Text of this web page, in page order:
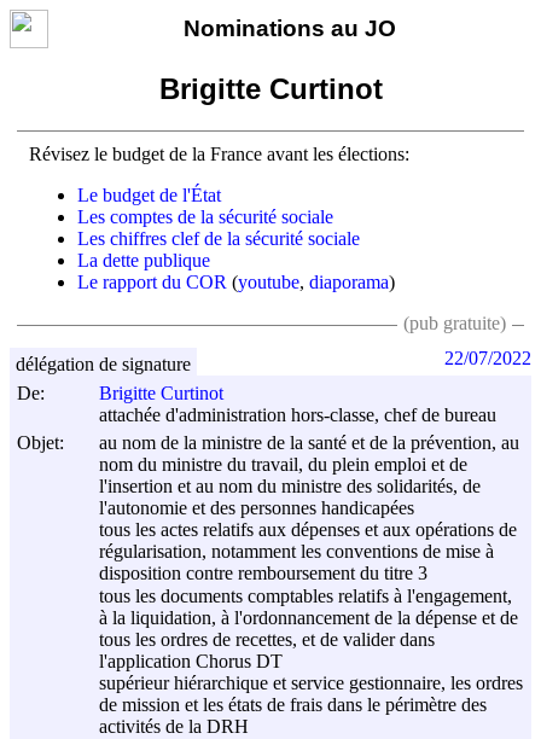
Nominations au JO
Brigitte Curtinot
Révisez le budget de la France avant les élections:
Le budget de l'État
Les comptes de la sécurité sociale
Les chiffres clef de la sécurité sociale
La dette publique
Le rapport du COR (youtube, diaporama)
(pub gratuite)
De:
Brigitte Curtinot
attachée d'administration hors-classe, chef de bureau
Objet:
au nom de la ministre de la santé et de la prévention, au
nom du ministre du travail, du plein emploi et de
l'insertion et au nom du ministre des solidarités, de
l'autonomie et des personnes handicapées
tous les actes relatifs aux dépenses et aux opérations de
régularisation, notamment les conventions de mise à
disposition contre remboursement du titre 3
tous les documents comptables relatifs à l'engagement,
à la liquidation, à l'ordonnancement de la dépense et de
tous les ordres de recettes, et de valider dans
l'application Chorus DT
supérieur hiérarchique et service gestionnaire, les ordres
de mission et les états de frais dans le périmètre des
activités de la DRH
délégation de signature 22/07/2022